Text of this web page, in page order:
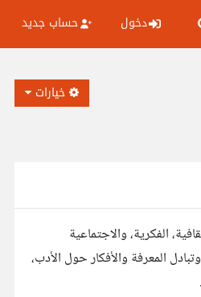
دخول حساب جديد
خيارات
الفكرية، والاجتماعية
المعرفة والأفكار حول الأدب،